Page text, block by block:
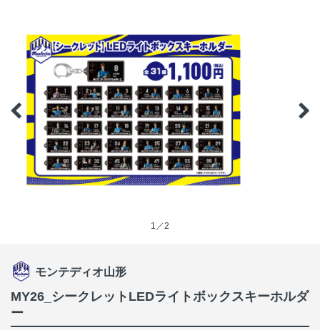
1／2
モンテディオ山形
MY26_シークレットLEDライトボックスキーホルダ
ー